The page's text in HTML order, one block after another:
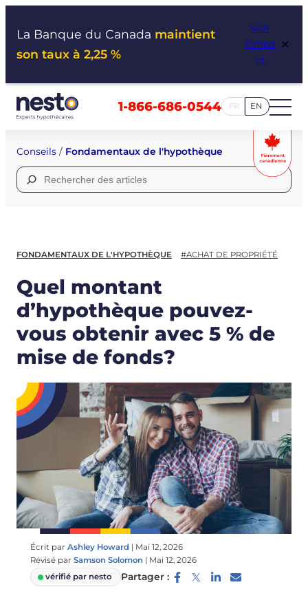
La Banque du Canada maintient
son taux à 2,25 %
Voir
l’impa
ct
×
1-866-686-0544 FR EN
Conseils / Fondamentaux de l'hypothèque
Rechercher :
FONDAMENTAUX DE L'HYPOTHÈQUE #ACHAT DE PROPRIÉTÉ
Quel montant
d’hypothèque pouvez-
vous obtenir avec 5 % de
mise de fonds?
Écrit par Ashley Howard | Mai 12, 2026
Révisé par Samson Solomon | Mai 12, 2026
vérifié par nesto
Partager :